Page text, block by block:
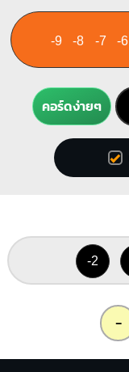
-9 -8 -7 -6
คอร์ดง่ายๆ
-2
-